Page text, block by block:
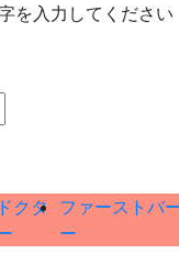
を入力してください
ドクタ
ファーストバ
ー